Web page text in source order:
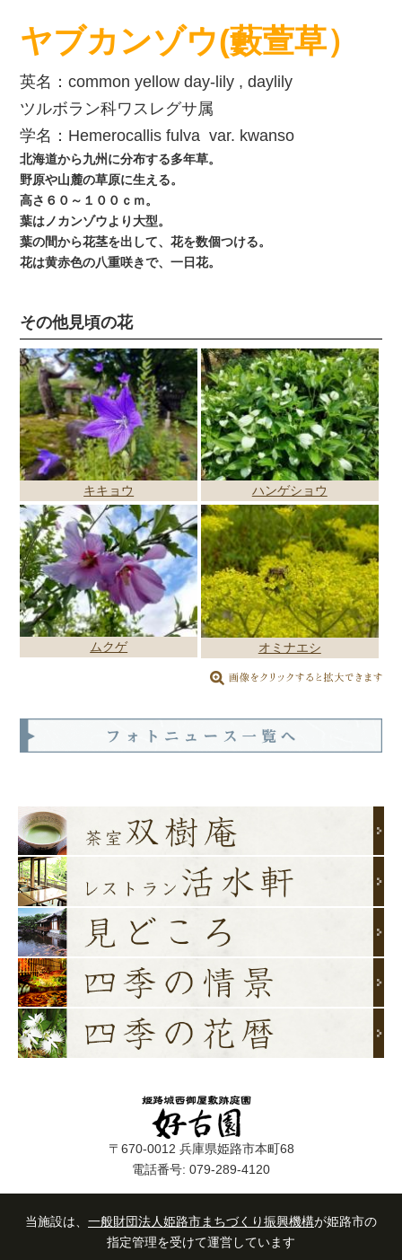
ヤブカンゾウ(藪萱草）
英名：common yellow day-lily , daylily
ツルボラン科ワスレグサ属
学名： Hemerocallis fulva var. kwanso
北海道から九州に分布する多年草。
野原や山麓の草原に生える。
高さ６０～１００ｃｍ。
葉はノカンゾウより大型。
葉の間から花茎を出して、花を数個つける。
花は黄赤色の八重咲きで、一日花。
その他見頃の花
キキョウ ハンゲショウ
ムクゲ オミナエシ
〒670-0012 兵庫県姫路市本町68
電話番号: 079-289-4120
当施設は、 一般財団法人姫路市まちづくり振興機構が姫路市の
指定管理を受けて運営しています